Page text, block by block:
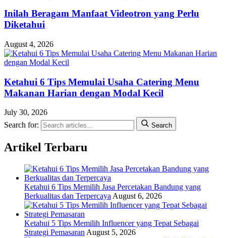
Inilah Beragam Manfaat Videotron yang Perlu
Diketahui
August 4, 2026
Ketahui 6 Tips Memulai Usaha Catering Menu
Makanan Harian dengan Modal Kecil
July 30, 2026
Search for:
Search
Artikel Terbaru
Ketahui 6 Tips Memilih Jasa Percetakan Bandung yang
Berkualitas dan Terpercaya August 6, 2026
Ketahui 5 Tips Memilih Influencer yang Tepat Sebagai
Strategi Pemasaran August 5, 2026